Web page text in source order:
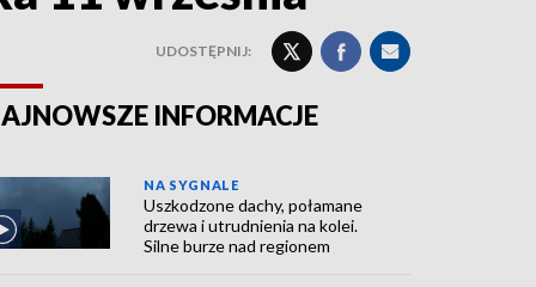
UDOSTĘPNIJ:
INFORMACJE
NA SYGNALE
Uszkodzone dachy, połamane
drzewa i utrudnienia na kolei.
Silne burze nad regionem